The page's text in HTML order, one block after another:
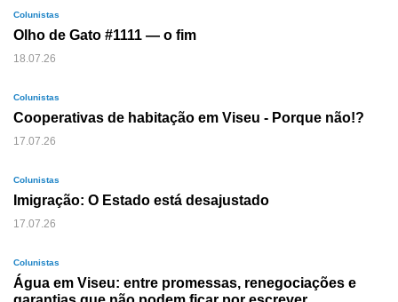
Colunistas
Olho de Gato #1111 — o fim
18.07.26
Colunistas
Cooperativas de habitação em Viseu - Porque não!?
17.07.26
Colunistas
Imigração: O Estado está desajustado
17.07.26
Colunistas
Água em Viseu: entre promessas, renegociações e